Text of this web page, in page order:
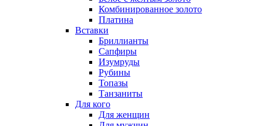
Комбинированное золото
Платина
Вставки
Бриллианты
Сапфиры
Изумруды
Рубины
Топазы
Танзаниты
Для кого
Для женщин